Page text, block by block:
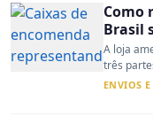
Como
Brasil
A loja
três
ENVIOS